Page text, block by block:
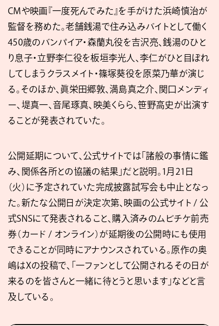
CMや映画『一度死んでみた』を手がけた浜崎慎治が
監督を務めた。老舗銭湯で住み込みバイトとして働く
450歳のバンパイア・森蘭丸役を吉沢亮、銭湯のひと
り息子・立野李仁役を板垣李光人、李仁がひと目ぼれ
してしまうクラスメイト・篠塚葵役を原菜乃華が演じ
る。そのほか、眞栄田郷敦、満島真之介、関口メンディ
ー、堤真一、音尾琢真、映美くらら、笹野高史が出演す
ることが発表されていた。
公開延期について、公式サイトでは「諸般の事情に鑑
み、関係各所との協議の結果」だと説明。1月21日
（火）に予定されていた完成披露試写会も中止となっ
た。新たな公開日が決定次第、映画の公式サイト / 公
式SNSにて発表されること、購入済みのムビチケ前売
券（カード / オンライン）が延期後の公開時にも使用
できることが同時にアナウンスされている。原作の奥
嶋はXの投稿で、「一ファンとして公開されるその日が
来るのを皆さんと一緒に待とうと思います」などと言
及している。